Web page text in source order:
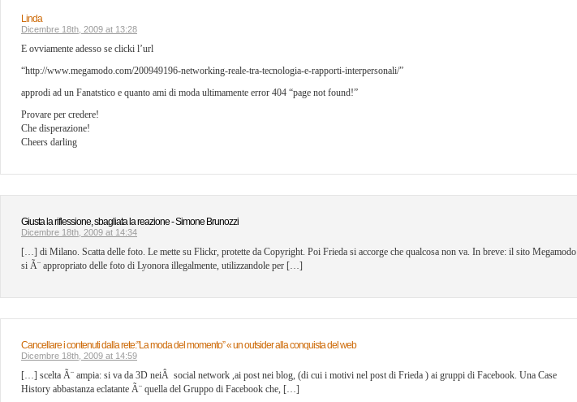
Linda
Dicembre 18th, 2009 at 13:28
E ovviamente adesso se clicki l’url
“http://www.megamodo.com/200949196-networking-reale-tra-tecnologia-e-rapporti-interpersonali/”
approdi ad un Fanatstico e quanto ami di moda ultimamente error 404 “page not found!”
Provare per credere!
Che disperazione!
Cheers darling
Giusta la riflessione, sbagliata la reazione - Simone Brunozzi
Dicembre 18th, 2009 at 14:34
[…] di Milano. Scatta delle foto. Le mette su Flickr, protette da Copyright. Poi Frieda si accorge che qualcosa non va. In breve: il sito Megamodo
si Ã¨ appropriato delle foto di Lyonora illegalmente, utilizzandole per […]
Cancellare i contenuti dalla rete:”La moda del momento” « un outsider alla conquista del web
Dicembre 18th, 2009 at 14:59
[…] scelta Ã¨ ampia: si va da 3D neiÂ social network ,ai post nei blog, (di cui i motivi nel post di Frieda ) ai gruppi di Facebook. Una Case
History abbastanza eclatante Ã¨ quella del Gruppo di Facebook che, […]